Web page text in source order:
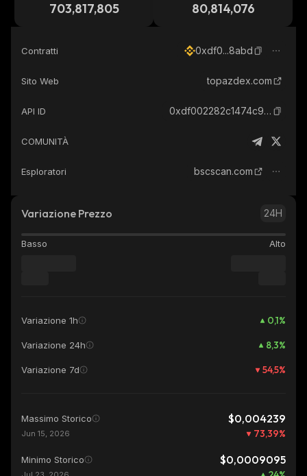
703,817,805 80,814,076
Contratti 0xdf0...8abd
Sito Web topazdex.com
API ID 0xdf002282c1474c9592780618adda7eaa99998abd_binance_smart
COMUNITÀ
Esploratori bscscan.com
Variazione Prezzo 24H
Basso Alto
Variazione 1h 0,1%
Variazione 24h 8,3%
Variazione 7d 54,5%
Massimo Storico $0,004239
Jun 15, 2026 73,39%
Minimo Storico $0,0009095